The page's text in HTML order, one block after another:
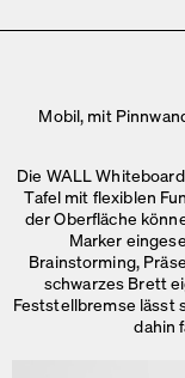
Mobil, mit
Die WALL
Tafel mit flexiblen
der Oberfläche
Marker
Brainstorming,
schwarzes Brett
Feststellbremse lässt
dahin